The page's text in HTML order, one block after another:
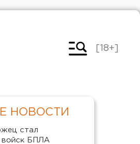
[18+]
НОВОСТИ
стал
войск БПЛА